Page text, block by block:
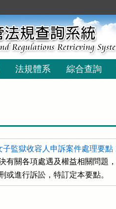
法規體系 綜合查詢
監獄收容人申訴案件處理要點
有關各項處遇及權益相關問題
或進行訴訟，特訂定本要點。